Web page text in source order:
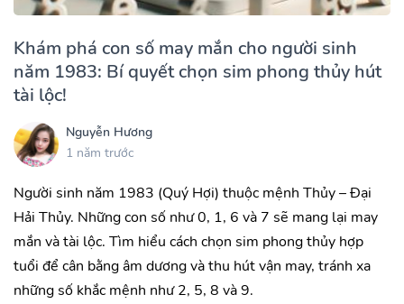
Khám phá con số may mắn cho người sinh
năm 1983: Bí quyết chọn sim phong thủy hút
tài lộc!
Nguyễn Hương
1 năm trước
Người sinh năm 1983 (Quý Hợi) thuộc mệnh Thủy – Đại
Hải Thủy. Những con số như 0, 1, 6 và 7 sẽ mang lại may
mắn và tài lộc. Tìm hiểu cách chọn sim phong thủy hợp
tuổi để cân bằng âm dương và thu hút vận may, tránh xa
những số khắc mệnh như 2, 5, 8 và 9.